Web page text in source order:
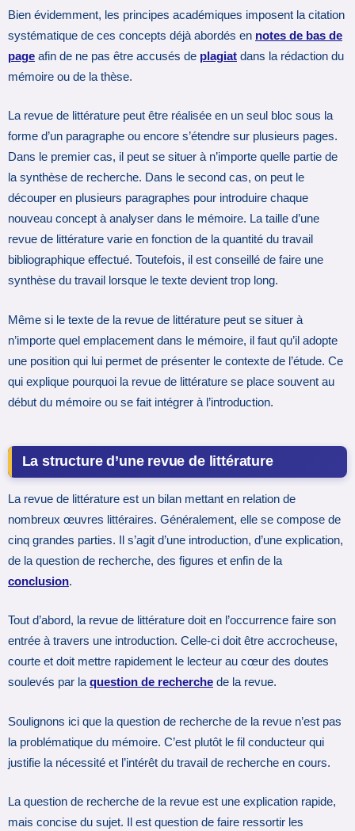
Bien évidemment, les principes académiques imposent la citation
systématique de ces concepts déjà abordés en notes de bas de
page afin de ne pas être accusés de plagiat dans la rédaction du
mémoire ou de la thèse.
La revue de littérature peut être réalisée en un seul bloc sous la
forme d’un paragraphe ou encore s’étendre sur plusieurs pages.
Dans le premier cas, il peut se situer à n’importe quelle partie de
la synthèse de recherche. Dans le second cas, on peut le
découper en plusieurs paragraphes pour introduire chaque
nouveau concept à analyser dans le mémoire. La taille d’une
revue de littérature varie en fonction de la quantité du travail
bibliographique effectué. Toutefois, il est conseillé de faire une
synthèse du travail lorsque le texte devient trop long.
Même si le texte de la revue de littérature peut se situer à
n’importe quel emplacement dans le mémoire, il faut qu’il adopte
une position qui lui permet de présenter le contexte de l’étude. Ce
qui explique pourquoi la revue de littérature se place souvent au
début du mémoire ou se fait intégrer à l’introduction.
La structure d’une revue de littérature
La revue de littérature est un bilan mettant en relation de
nombreux œuvres littéraires. Généralement, elle se compose de
cinq grandes parties. Il s’agit d’une introduction, d’une explication,
de la question de recherche, des figures et enfin de la
conclusion.
Tout d’abord, la revue de littérature doit en l’occurrence faire son
entrée à travers une introduction. Celle-ci doit être accrocheuse,
courte et doit mettre rapidement le lecteur au cœur des doutes
soulevés par laquestion de recherche de la revue.
Soulignons ici que la question de recherche de la revue n’est pas
la problématique du mémoire. C’est plutôt le fil conducteur qui
justifie la nécessité et l’intérêt du travail de recherche en cours.
La question de recherche de la revue est une explication rapide,
mais concise du sujet. Il est question de faire ressortir les